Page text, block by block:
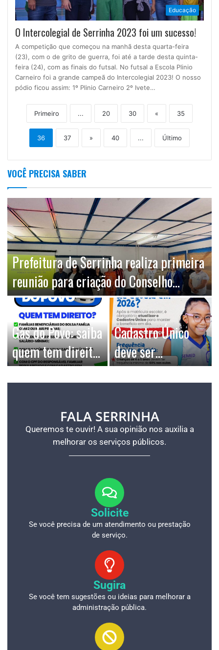
Educação
O Intercolegial de Serrinha 2023 foi um sucesso!
A competição que começou na manhã desta quarta-feira
(23), com o de grito de guerra, foi até a tarde desta quinta-
feira (24), com as finais do futsal. No futsal a Escola Plinio
Carneiro foi a grande campeã do Intercolegial 2023! O nosso
pódio ficou assim: 1º Plinio Carneiro 2º Ivete…
Primeiro ... 20 30 « 35
36 37 » 40 ... Último
VOCÊ PRECISA SABER
Prefeitura de Serrinha realiza primeira
reunião para criação do Conselho
Municipal de Segurança Pública
Gás do Povo: saiba
quem tem direito
e como consultar
o benefício
Cadastro Único
deve ser
atualizado em caso
de mudança de
escola em 2026
FALA SERRINHA
Queremos te ouvir! A sua opinião nos auxilia a
melhorar os serviços públicos.
Solicite
Se você precisa de um atendimento ou prestação
de serviço.
Sugira
Se você tem sugestões ou ideias para melhorar a
administração pública.